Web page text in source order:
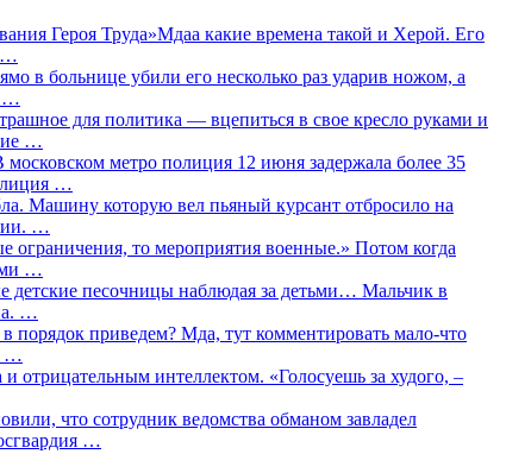
Героя Труда»Мдаа какие времена такой и Херой. Его
…
в больнице убили его несколько раз ударив ножом, а
…
для политика — вцепиться в свое кресло руками и
…
метро полиция 12 июня задержала более 35
…
Машину которую вел пьяный курсант отбросило на
…
то мероприятия военные.» Потом когда
…
детские песочницы наблюдая за детьми… Мальчик в
…
порядок приведем? Мда, тут комментировать мало-что
…
отрицательным интеллектом. «Голосуешь за худого, –
что сотрудник ведомства обманом завладел
…